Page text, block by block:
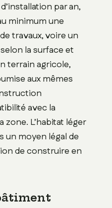
par an,
minimum une
travaux, voire un
la surface et
terrain agricole,
aux mêmes
avec la
L’habitat léger
un moyen légal de
de construire en